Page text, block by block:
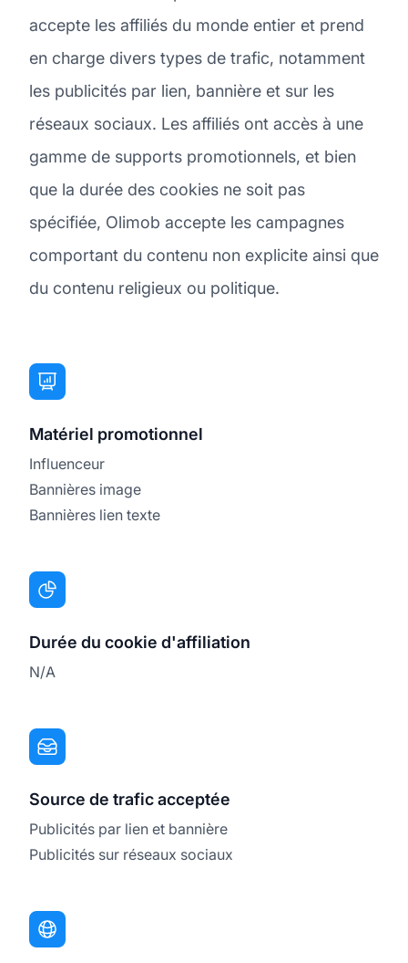
accepte les affiliés du monde entier et prend
en charge divers types de trafic, notamment
les publicités par lien, bannière et sur les
réseaux sociaux. Les affiliés ont accès à une
gamme de supports promotionnels, et bien
que la durée des cookies ne soit pas
spécifiée, Olimob accepte les campagnes
comportant du contenu non explicite ainsi que
du contenu religieux ou politique.
Matériel promotionnel
Influenceur
Bannières image
Bannières lien texte
Durée du cookie d'affiliation
N/A
Source de trafic acceptée
Publicités par lien et bannière
Publicités sur réseaux sociaux